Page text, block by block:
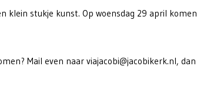
klein stukje kunst. Op woensdag 29 april komen
Mail even naar viajacobi@jacobikerk.nl, dan